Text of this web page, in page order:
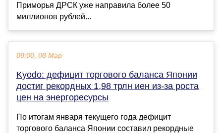
Приморья ДРСК уже направила более 50
миллионов рублей...
09:00, 08 Мар
Kyodo: дефицит торгового баланса Японии
достиг рекордных 1,98 трлн иен из-за роста
цен на энергоресурсы
По итогам января текущего года дефицит
торгового баланса Японии составил рекордные